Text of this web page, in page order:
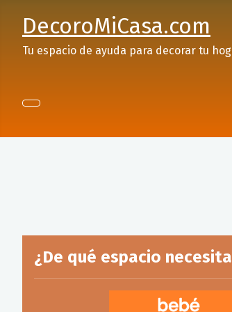
DecoroMiCasa.com
Tu espacio de ayuda para decorar tu
¿De qué espacio